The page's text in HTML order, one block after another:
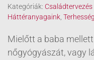
Kategóriák: Családtervezés
Háttéranyagaink
Mielőtt a baba mellett
nőgyógyászát, vagy